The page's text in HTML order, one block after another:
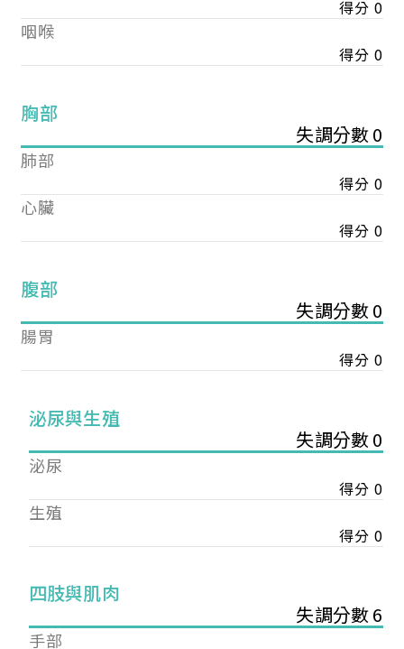
得分 0
咽喉
得分 0
胸部
失調分數 0
肺部
得分 0
心臟
得分 0
腹部
失調分數 0
腸胃
得分 0
泌尿與生殖
失調分數 0
泌尿
得分 0
生殖
得分 0
四肢與肌肉
失調分數 6
手部
您已成功送出會員申請
您好，您的會員申請，已成功送出，經本協會理事